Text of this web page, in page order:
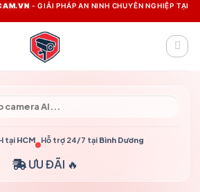
- GIẢI PHÁP AN NINH CHUYÊN NGHIỆP TẠI
tại HCM Hỗ trợ 24/7 tại Bình Dương
ƯU ĐÃI 🔥